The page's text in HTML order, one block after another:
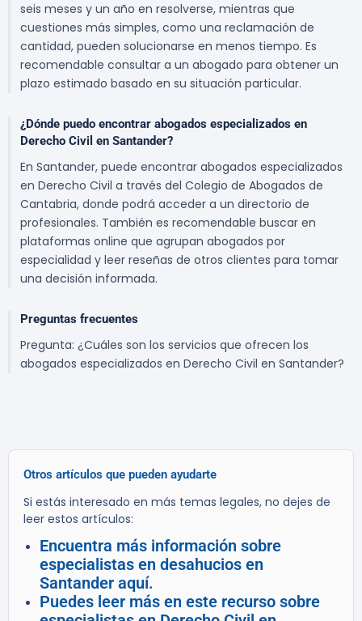
seis meses y un año en resolverse, mientras que
cuestiones más simples, como una reclamación de
cantidad, pueden solucionarse en menos tiempo. Es
recomendable consultar a un abogado para obtener un
plazo estimado basado en su situación particular.
¿Dónde puedo encontrar abogados especializados en
Derecho Civil en Santander?
En Santander, puede encontrar abogados especializados
en Derecho Civil a través del Colegio de Abogados de
Cantabria, donde podrá acceder a un directorio de
profesionales. También es recomendable buscar en
plataformas online que agrupan abogados por
especialidad y leer reseñas de otros clientes para tomar
una decisión informada.
Preguntas frecuentes
Pregunta: ¿Cuáles son los servicios que ofrecen los
abogados especializados en Derecho Civil en Santander?
Otros artículos que pueden ayudarte
Si estás interesado en más temas legales, no dejes de
leer estos artículos:
Encuentra más información sobre
especialistas en desahucios en
Santander aquí.
Puedes leer más en este recurso sobre